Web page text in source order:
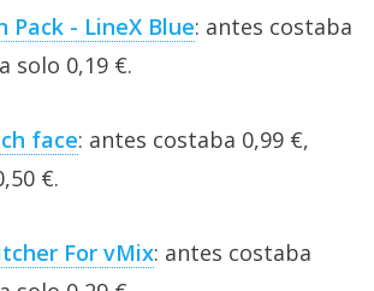
Pack - LineX Blue: antes costaba
solo 0,19 €.
face: antes costaba 0,99 €,
€.
For vMix: antes costaba